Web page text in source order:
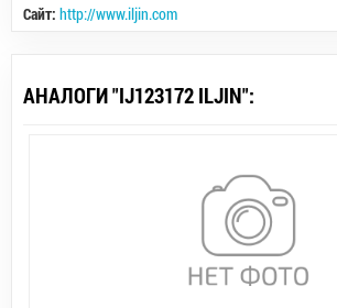
Сайт: http://www.iljin.com
АНАЛОГИ "IJ123172 ILJIN":